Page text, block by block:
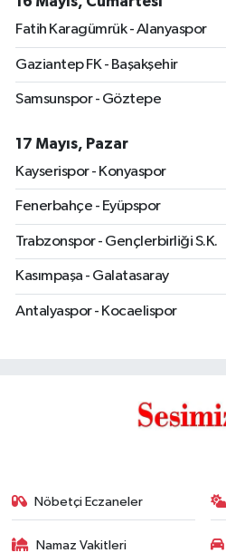
Fatih Karagümrük - Alanyaspor
Gaziantep FK - Başakşehir
Samsunspor - Göztepe
17 Mayıs, Pazar
Kayserispor - Konyaspor
Fenerbahçe - Eyüpspor
Trabzonspor - Gençlerbirliği S.K.
Kasımpaşa - Galatasaray
Antalyaspor - Kocaelispor
Nöbetçi Eczaneler
Namaz Vakitleri